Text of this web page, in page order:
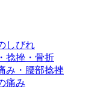
しびれ
捻挫・骨折
み・腰部捻挫
痛み